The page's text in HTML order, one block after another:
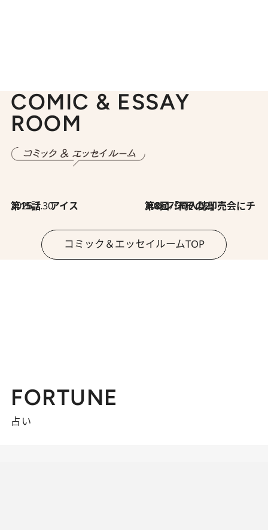
COMIC & ESSAY
ROOM
2026.7.30
第15話 アイス 2026.7.30
第8回「同人誌即売会にチャレンジ その2」
コミック＆エッセイルームTOP
FORTUNE
占い